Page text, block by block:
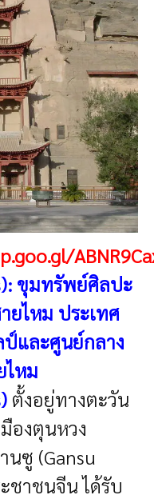
ขุมทรัพย์ศิลปะ
ยไหม ประเทศ
และศูนย์กลาง
ไหม
ตั้งอยู่ทางตะวัน
องตุนหวง
ซู (Gansu
ชาชนจีน ได้รับ